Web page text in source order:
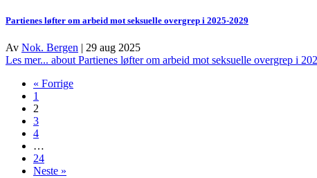
Partienes løfter om arbeid mot seksuelle overgrep i 2025-2029
Av Nok. Bergen | 29 aug 2025
Les mer... about Partienes løfter om arbeid mot seksuelle overgrep i
« Forrige
1
2
3
4
…
24
Neste »